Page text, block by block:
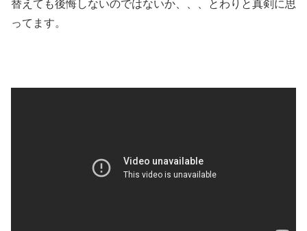
替えても後悔しないのではないか、、、とわりと真剣に思
ってます。